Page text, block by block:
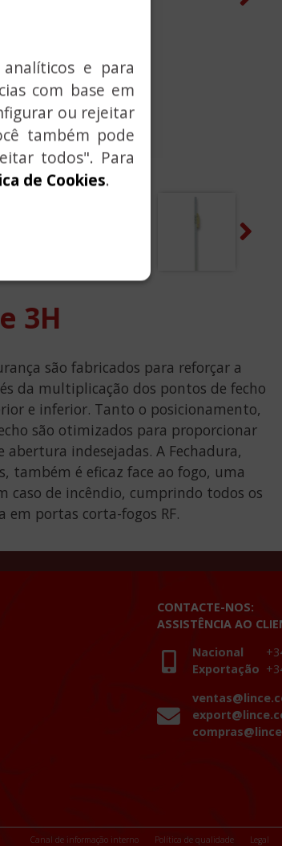
3H
são fabricados para reforçar a
da multiplicação dos pontos de fecho
e inferior. Tanto o posicionamento,
são otimizados para proporcionar
indesejadas. A Fechadura,
também é eficaz face ao fogo, uma
caso de incêndio, cumprindo todos os
em portas corta-fogos RF.
CONTACTE-NOS:
ASSISTÊNCIA AO
Nacional
Exportação
Canal de informação interno Política de qualidade Legal
e para
com base em
ou rejeitar
também pode
todos". Para
de Cookies.